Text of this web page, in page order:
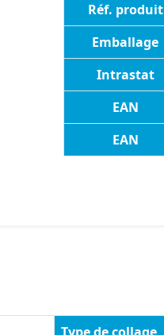
Réf. produit
Emballage
Intrastat
EAN
EAN